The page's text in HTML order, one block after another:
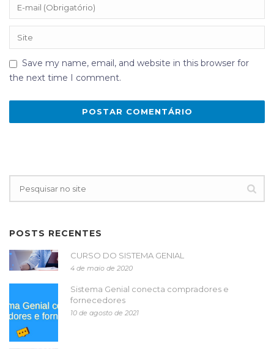
Save my name, email, and website in this browser for
the next time I comment.
POSTS RECENTES
CURSO DO SISTEMA GENIAL
4 de maio de 2020
Sistema Genial conecta compradores e
fornecedores
10 de agosto de 2021